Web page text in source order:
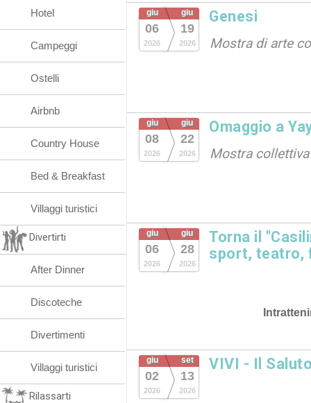
giu
06
2026
giu
19
2026
Genesi
Mostra di arte
giu
08
2026
giu
22
2026
Omaggio a
Mostra
giu
06
2026
giu
28
2026
Torna il
sport, teatro,
giu
02
2026
set
13
2026
VIVI - Il
Hotel
Campeggi
Ostelli
Airbnb
Country House
Bed & Breakfast
Villaggi turistici
Divertirti
After Dinner
Discoteche
Divertimenti
Villaggi turistici
Rilassarti